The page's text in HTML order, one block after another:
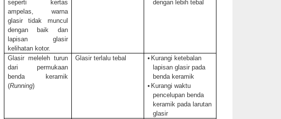
seperti kertas
ampelas, warna
glasir tidak muncul
dengan baik dan
lapisan glasir
kelihatan kotor.
dengan lebih tebal
Glasir meleleh turun
dari permukaan
benda keramik
(Running)
Glasir terlalu tebal • Kurangi ketebalan
lapisan glasir pada
benda keramik
• Kurangi waktu
pencelupan benda
keramik pada larutan
glasir